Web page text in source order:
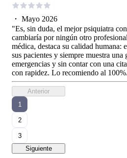
・ Mayo 2026
"Es, sin duda, el mejor psiquiatra
cambiaría por ningún otro
médica, destaca su calidad humana:
sus pacientes y siempre muestra
emergencias y sin contar con una
con rapidez. Lo recomiendo al
Anterior
1
2
3
Siguiente